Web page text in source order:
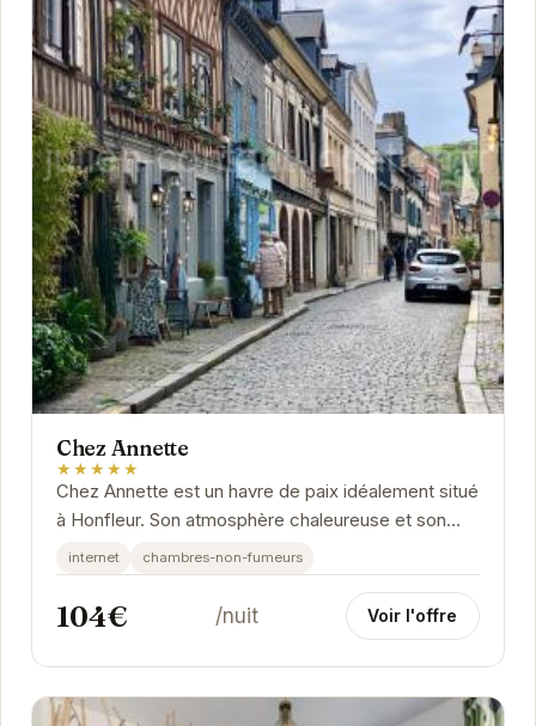
Chez Annette
★★★★★
Chez Annette est un havre de paix idéalement situé
à Honfleur. Son atmosphère chaleureuse et son
emplacement privilégié en font le lieu parfait...
internet chambres-non-fumeurs
104€ /nuit Voir l'offre